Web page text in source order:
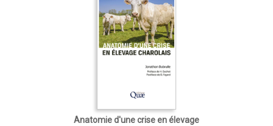
Anatomie d'une crise en élevage